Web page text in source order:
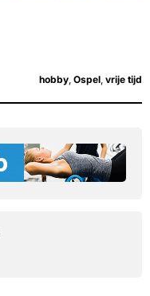
hobby Ospel vrije tijd